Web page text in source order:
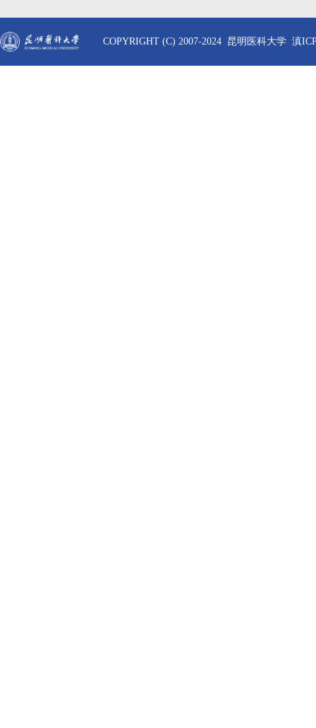
COPYRIGHT (C) 2007-2024 昆明医科大学 滇